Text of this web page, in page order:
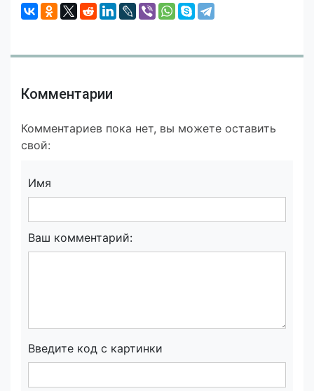
Комментарии
Комментариев пока нет, вы можете оставить
свой:
Имя
Ваш комментарий:
Введите код с картинки